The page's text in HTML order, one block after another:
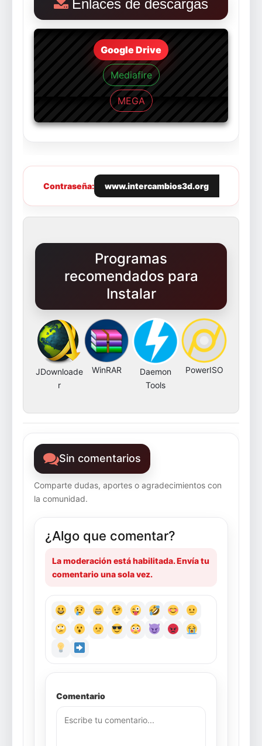
Enlaces de descargas
Google Drive
Mediafire
MEGA
Contraseña: www.intercambios3d.org
Programas
recomendados para
Instalar
JDownloade
r
WinRAR
Daemon
Tools
PowerISO
Sin comentarios
Comparte dudas, aportes o agradecimientos con
la comunidad.
¿Algo que comentar?
La moderación está habilitada. Envía tu
comentario una sola vez.
Comentario